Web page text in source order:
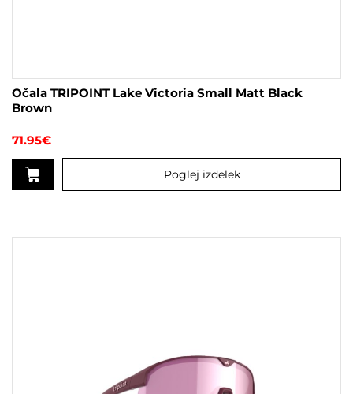
Očala TRIPOINT Lake Victoria Small Matt Black
Brown
71.95€
Poglej izdelek